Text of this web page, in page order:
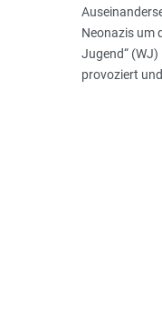
Neonazis um
Jugend“ (WJ)
provoziert